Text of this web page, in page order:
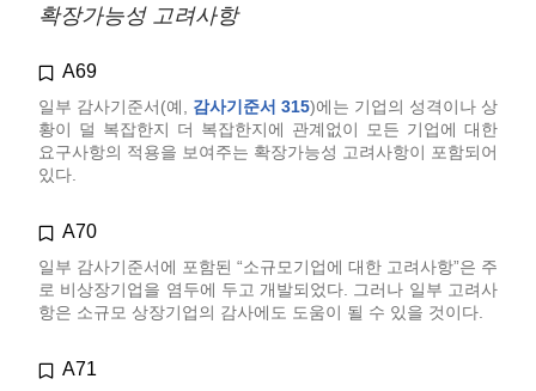
확장가능성 고려사항
A69
일부 감사기준서(예, 감사기준서 315)에는 기업의 성격이나 상
황이 덜 복잡한지 더 복잡한지에 관계없이 모든 기업에 대한
요구사항의 적용을 보여주는 확장가능성 고려사항이 포함되어
있다.
A70
일부 감사기준서에 포함된 “소규모기업에 대한 고려사항”은 주
로 비상장기업을 염두에 두고 개발되었다. 그러나 일부 고려사
항은 소규모 상장기업의 감사에도 도움이 될 수 있을 것이다.
A71